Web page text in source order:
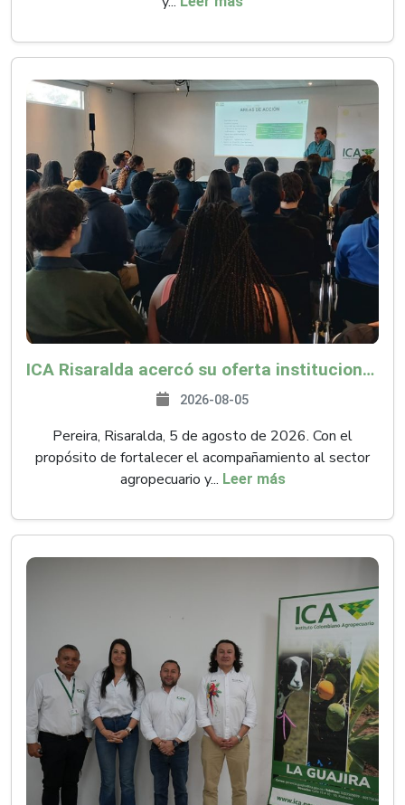
ICA Risaralda acercó su oferta institucional a productores y emprendedores en Expocamello
2026-08-05
Pereira, Risaralda, 5 de agosto de 2026. Con el
propósito de fortalecer el acompañamiento al sector
agropecuario y... Leer más